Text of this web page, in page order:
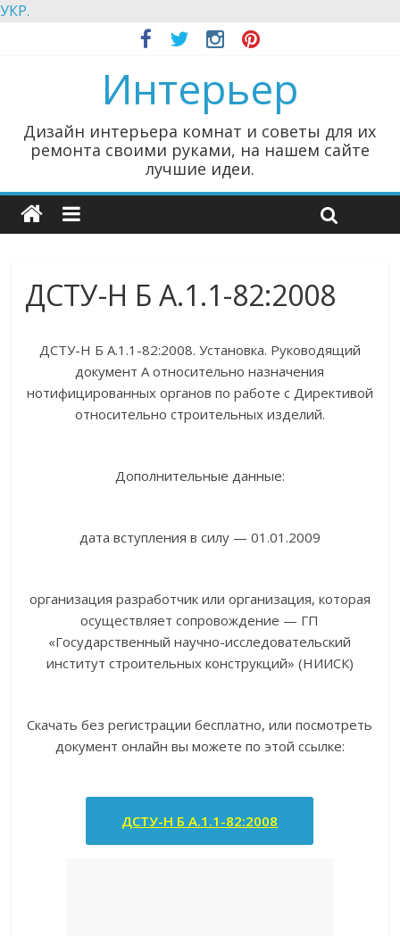
УКР.
Интерьер
Дизайн интерьера комнат и советы для их
ремонта своими руками, на нашем сайте
лучшие идеи.
ДСТУ-Н Б А.1.1-82:2008
ДСТУ-Н Б А.1.1-82:2008. Установка. Руководящий
документ А относительно назначения
нотифицированных органов по работе с Директивой
относительно строительных изделий.
Дополнительные данные:
дата вступления в силу — 01.01.2009
организация разработчик или организация, которая
осуществляет сопровождение — ГП
«Государственный научно-исследовательский
институт строительных конструкций» (НИИСК)
Скачать без регистрации бесплатно, или посмотреть
документ онлайн вы можете по этой ссылке:
ДСТУ-Н Б А.1.1-82:2008